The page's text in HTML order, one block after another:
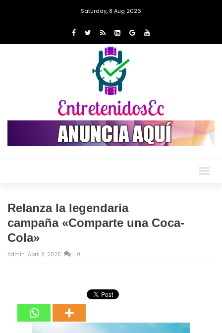
Saturday, 8 Aug 2026
Relanza la legendaria
campaña «Comparte una Coca-
Cola»
Admin Abril 8, 2025 0